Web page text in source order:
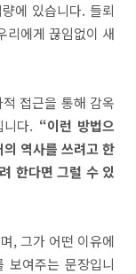
에 있습니다. 들뢰
리에게 끊임없이 새
접근을 통해 감옥
다. “이런 방법으
역사를 쓰려고 한
한다면 그럴 수 있
, 그가 어떤 이유에
보여주는 문장입니